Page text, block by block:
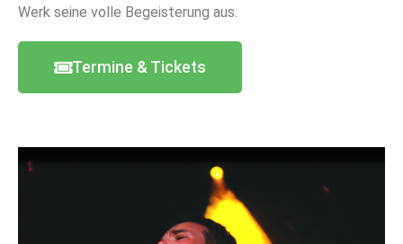
Werk seine volle Begeisterung aus.
Termine & Tickets